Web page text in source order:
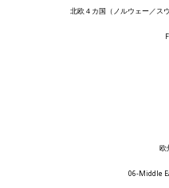
北欧４カ国（ノルウェー／ス
欧
06-Middle